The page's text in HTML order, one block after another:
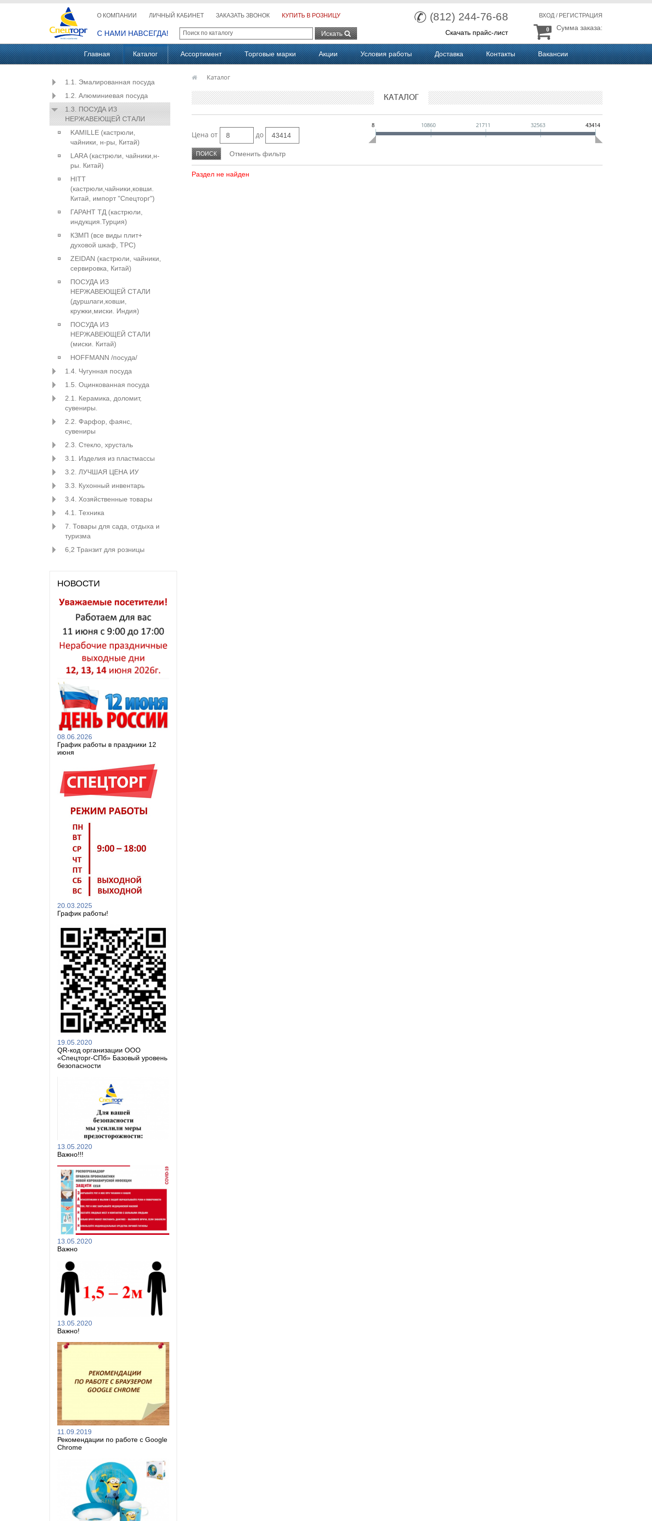
О КОМПАНИИ ЛИЧНЫЙ КАБИНЕТ ЗАКАЗАТЬ ЗВОНОК КУПИТЬ В РОЗНИЦУ
С НАМИ НАВСЕГДА! Искать
(812) 244-76-68
Скачать прайс-лист
ВХОД / РЕГИСТРАЦИЯ
Сумма заказа:
0
Главная Каталог Ассортимент Торговые марки Акции Условия работы Доставка Контакты Вакансии
1.1. Эмалированная посуда
1.2. Алюминиевая посуда
1.3. ПОСУДА ИЗ
НЕРЖАВЕЮЩЕЙ СТАЛИ
KAMILLE (кастрюли,
чайники, н-ры, Китай)
LARA (кастрюли, чайники,н-
ры. Китай)
HITT
(кастрюли,чайники,ковши.
Китай, импорт "Спецторг")
ГАРАНТ ТД (кастрюли,
индукция.Турция)
КЗМП (все виды плит+
духовой шкаф, ТРС)
ZEIDAN (кастрюли, чайники,
сервировка, Китай)
ПОСУДА ИЗ
НЕРЖАВЕЮЩЕЙ СТАЛИ
(дуршлаги,ковши,
кружки,миски. Индия)
ПОСУДА ИЗ
НЕРЖАВЕЮЩЕЙ СТАЛИ
(миски. Китай)
HOFFMANN /посуда/
1.4. Чугунная посуда
1.5. Оцинкованная посуда
2.1. Керамика, доломит,
сувениры.
2.2. Фарфор, фаянс,
сувениры
2.3. Стекло, хрусталь
3.1. Изделия из пластмассы
3.2. ЛУЧШАЯ ЦЕНА ИУ
3.3. Кухонный инвентарь
3.4. Хозяйственные товары
4.1. Техника
7. Товары для сада, отдыха и
туризма
6,2 Транзит для розницы
НОВОСТИ
08.06.2026
График работы в праздники 12
июня
20.03.2025
График работы!
19.05.2020
QR-код организации ООО
«Спецторг-СПб» Базовый уровень
безопасности
13.05.2020
Важно!!!
13.05.2020
Важно
13.05.2020
Важно!
11.09.2019
Рекомендации по работе с Google
Chrome
Каталог
КАТАЛОГ
Цена от до
8 10860 21711 32563 43414
Раздел не найден